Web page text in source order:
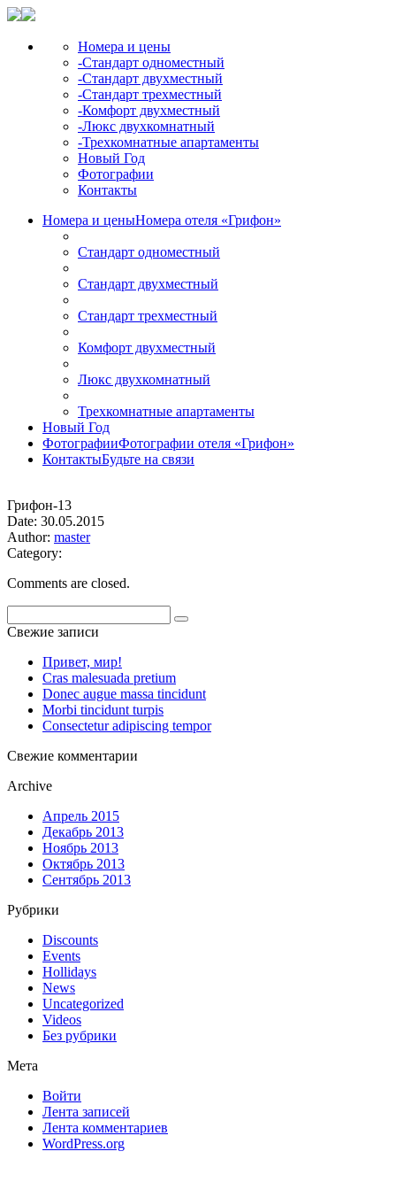
Номера и цены
-Стандарт одноместный
-Стандарт двухместный
-Стандарт трехместный
-Комфорт двухместный
-Люкс двухкомнатный
-Трехкомнатные апартаменты
Новый Год
Фотографии
Контакты
Номера и ценыНомера отеля «Грифон»
Стандарт одноместный
Стандарт двухместный
Стандарт трехместный
Комфорт двухместный
Люкс двухкомнатный
Трехкомнатные апартаменты
Новый Год
ФотографииФотографии отеля «Грифон»
КонтактыБудьте на связи
Грифон-13
Date: 30.05.2015
Author: master
Category:
Comments are closed.
for:
Свежие записи
Привет, мир!
Cras malesuada pretium
Donec augue massa tincidunt
Morbi tincidunt turpis
Consectetur adipiscing tempor
Свежие комментарии
Archive
Апрель 2015
Декабрь 2013
Ноябрь 2013
Октябрь 2013
Сентябрь 2013
Рубрики
Discounts
Events
Hollidays
News
Uncategorized
Videos
Без рубрики
Мета
Войти
Лента записей
Лента комментариев
WordPress.org